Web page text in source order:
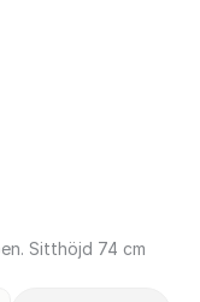
Sitthöjd 74 cm